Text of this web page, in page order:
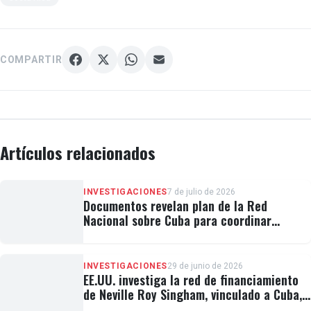
COMPARTIR
Artículos relacionados
INVESTIGACIONES7 de julio de 2026
Documentos revelan plan de la Red
Nacional sobre Cuba para coordinar
INVESTIGACIONES29 de junio de 2026
EE.UU. investiga la red de financiamiento
de Neville Roy Singham, vinculado a Cuba,